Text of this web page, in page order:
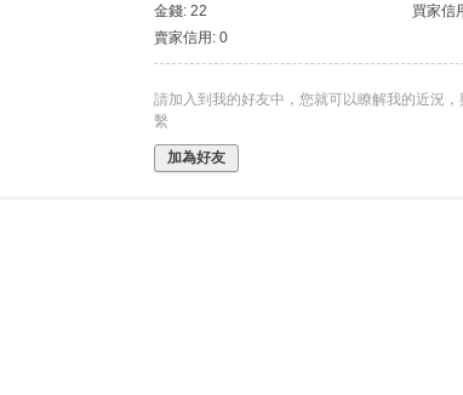
金錢: 22
買家信
賣家信用: 0
請加入到我的好友中，您就可以瞭解我的近況
繫
加為好友